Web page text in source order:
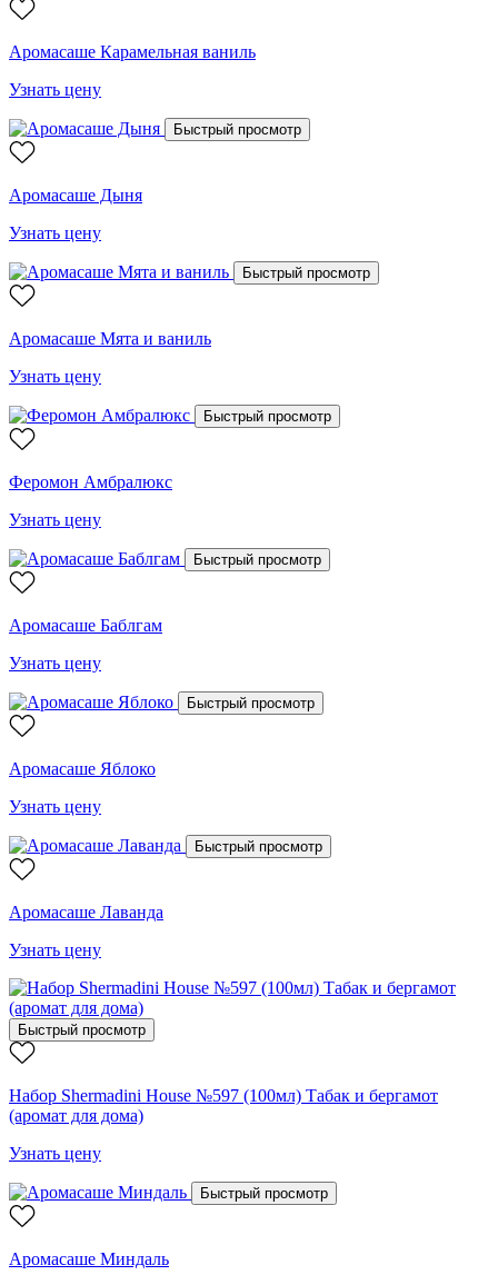
Аромасаше Карамельная ваниль
Узнать цену
Быстрый просмотр
Аромасаше Дыня
Узнать цену
Быстрый просмотр
Аромасаше Мята и ваниль
Узнать цену
Быстрый просмотр
Феромон Амбралюкс
Узнать цену
Быстрый просмотр
Аромасаше Баблгам
Узнать цену
Быстрый просмотр
Аромасаше Яблоко
Узнать цену
Быстрый просмотр
Аромасаше Лаванда
Узнать цену
Быстрый просмотр
Набор Shermadini House №597 (100мл) Табак и бергамот
(аромат для дома)
Узнать цену
Быстрый просмотр
Аромасаше Миндаль